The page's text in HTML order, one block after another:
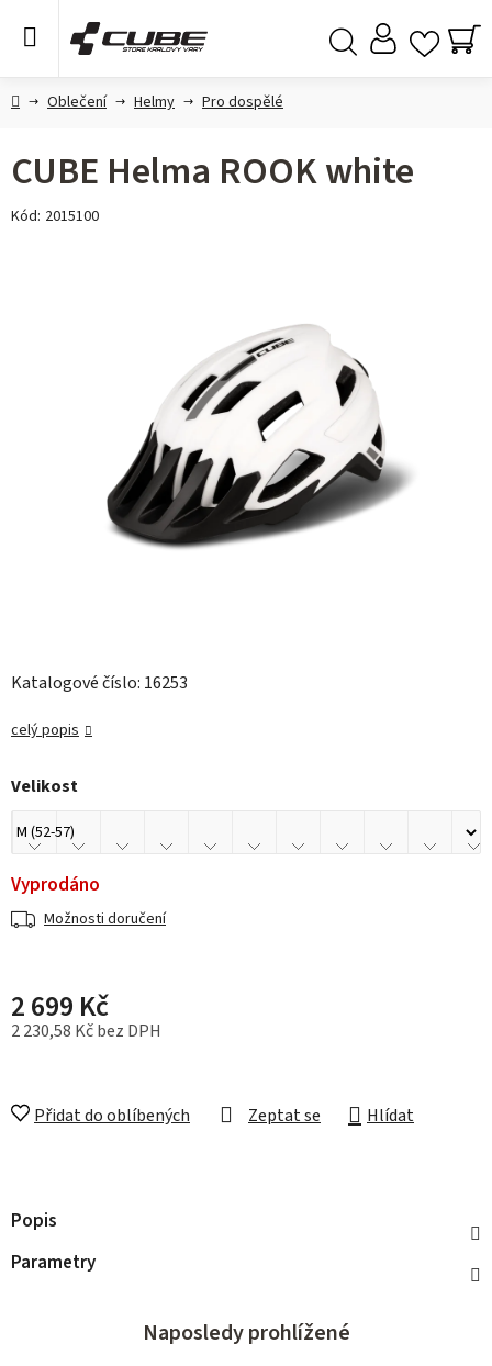
DomůOblečení Helmy Pro dospělé
Katalogové číslo: 16253
celý popis
Velikost
Vyprodáno
Možnosti doručení
2 699 Kč
2 230,58 Kč bez DPH
Zeptat se Hlídat
Přidat do oblíbených
CUBE Helma ROOK white
Kód: 2015100
Popis
Parametry
Naposledy prohlížené